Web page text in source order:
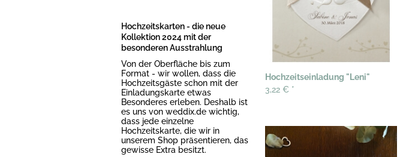
Hochzeitskarten - die neue
Kollektion 2024 mit der
besonderen Ausstrahlung
Von der Oberfläche bis zum
Format - wir wollen, dass die
Hochzeitsgäste schon mit der
Einladungskarte etwas
Besonderes erleben. Deshalb ist
es uns von weddix.de wichtig,
dass jede einzelne
Hochzeitskarte, die wir in
unserem Shop präsentieren, das
gewisse Extra besitzt.
Hochzeitseinladung "Leni"
3,22 € *